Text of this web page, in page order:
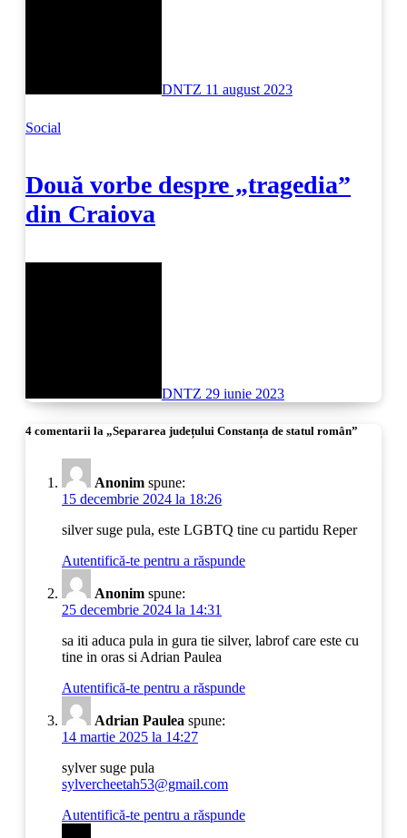
DNTZ 11 august 2023
Social
Două vorbe despre „tragedia”
din Craiova
DNTZ 29 iunie 2023
4 comentarii la „Separarea județului Constanța de statul român”
Anonim spune:
15 decembrie 2024 la 18:26
silver suge pula, este LGBTQ tine cu partidu Reper
Autentifică-te pentru a răspunde
Anonim spune:
25 decembrie 2024 la 14:31
sa iti aduca pula in gura tie silver, labrof care este cu
tine in oras si Adrian Paulea
Autentifică-te pentru a răspunde
Adrian Paulea spune:
14 martie 2025 la 14:27
sylver suge pula
sylvercheetah53@gmail.com
Autentifică-te pentru a răspunde